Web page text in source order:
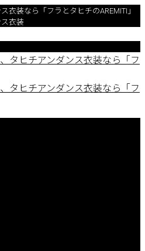
衣装なら「フラとタヒチのAREMITI」
衣装